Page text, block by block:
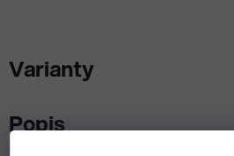
Varianty
Popis